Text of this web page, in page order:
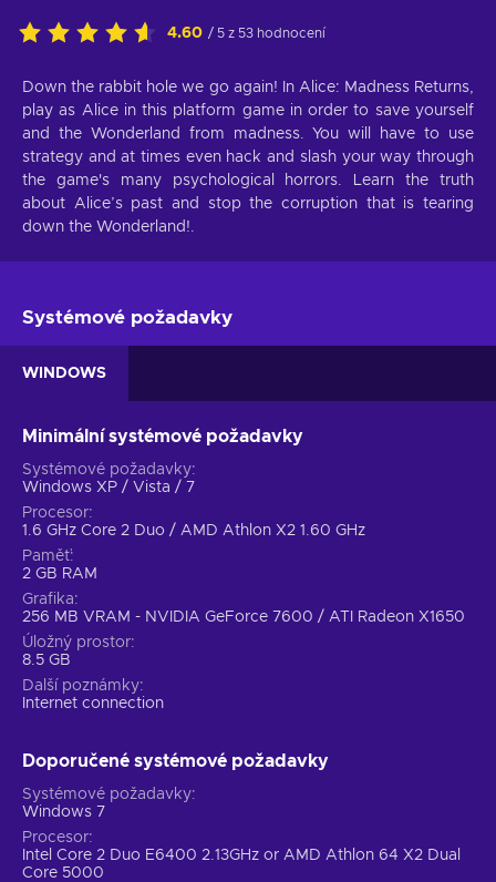
4.60 / 5 z 53 hodnocení
Down the rabbit hole we go again! In Alice: Madness Returns,
play as Alice in this platform game in order to save yourself
and the Wonderland from madness. You will have to use
strategy and at times even hack and slash your way through
the game's many psychological horrors. Learn the truth
about Alice’s past and stop the corruption that is tearing
down the Wonderland!.
Systémové požadavky
WINDOWS
Minimální systémové požadavky
Systémové požadavky
Windows XP / Vista / 7
Procesor
1.6 GHz Core 2 Duo / AMD Athlon X2 1.60 GHz
Paměť
2 GB RAM
Grafika
256 MB VRAM - NVIDIA GeForce 7600 / ATI Radeon X1650
Úložný prostor
8.5 GB
Další poznámky
Internet connection
Doporučené systémové požadavky
Systémové požadavky
Windows 7
Procesor
Intel Core 2 Duo E6400 2.13GHz or AMD Athlon 64 X2 Dual
Core 5000